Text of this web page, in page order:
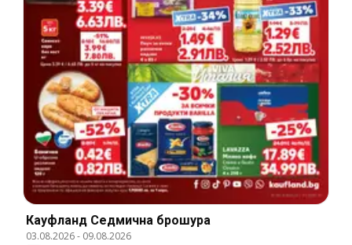
Кауфланд Cедмична брошура
03.08.2026- 09.08.2026